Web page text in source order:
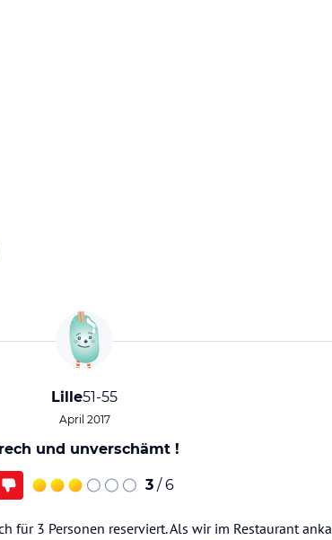
Lille51-55
April 2017
und unverschämt !
3 / 6
für 3 Personen reserviert. Als wir im Restaurant